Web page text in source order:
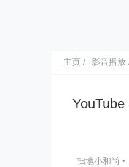
主页 影音播放
扫地小和尚 •